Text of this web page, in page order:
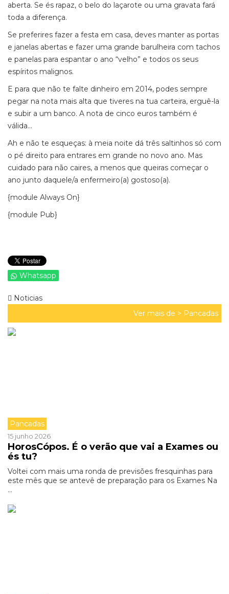
aberta. Se és rapaz, o belo do laçarote ou uma gravata fará
toda a diferença.
Se preferires fazer a festa em casa, deves manter as portas
e janelas abertas e fazer uma grande barulheira com tachos
e panelas para espantar o ano “velho” e todos os seus
espíritos malignos.
E para que não te falte dinheiro em 2014, podes sempre
pegar na nota mais alta que tiveres na tua carteira, erguê-la
e subir a um banco. A nota de cinco euros também é
válida...
Ah e não te esqueças: à meia noite dá três saltinhos só com
o pé direito para entrares em grande no novo ano. Mas
cuidado para não caires, a menos que queiras começar o
ano junto daquele/a enfermeiro(a) gostoso(a).
{module Always On}
{module Pub}
Whatsapp
Noticias
Ver mais de > Pancadas
Pancadas
15 junho 2026
HorosCópos. É o verão que vai a Exames ou
és tu?
Voltei com mais uma ronda de previsões fresquinhas para
este mês que se antevê de preparação para os Exames Na
...